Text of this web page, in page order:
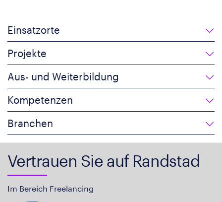
Einsatzorte
Projekte
Aus- und Weiterbildung
Kompetenzen
Branchen
Vertrauen Sie auf Randstad
Im Bereich Freelancing